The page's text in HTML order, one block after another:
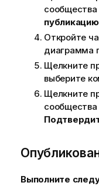
и
и
публикацию
Откройте
диаграмма
Щелкните
выберите
Щелкните
Выполните